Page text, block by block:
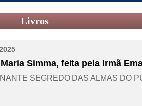
Livros
Simma, feita pela Irmã
SEGREDO DAS ALMAS DO